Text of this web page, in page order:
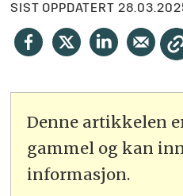
SIST OPPDATERT
Denne artikkelen
gammel og kan
informasjon.